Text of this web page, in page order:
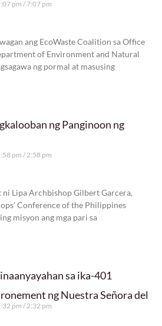
pm 7:07 pm
ang EcoWaste Coalition sa Office
of Environment and Natural
ng pormal at masusing
ng Panginoon ng
pm 2:58 pm
Lipa Archbishop Gilbert Garcera,
Conference of the Philippines
misyon ang mga pari sa
sa ika-401
ng Nuestra Señora del
pm 2:32 pm